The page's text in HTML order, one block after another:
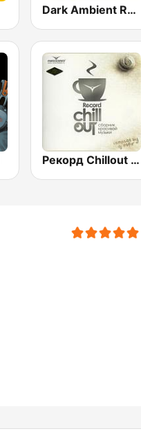
Dark Ambient Radio (.com)
Рекорд Chillout (Record Chillout)